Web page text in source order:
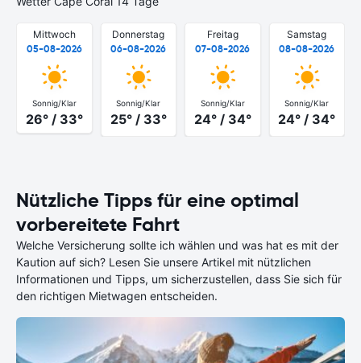
Mittwoch
05-08-2026
Sonnig/Klar
26° / 33°
Donnerstag
06-08-2026
Sonnig/Klar
25° / 33°
Freitag
07-08-2026
Sonnig/Klar
24° / 34°
Samstag
08-08-2026
Sonnig/Klar
24° / 34°
Nützliche Tipps für eine optimal
vorbereitete Fahrt
Welche Versicherung sollte ich wählen und was hat es mit der
Kaution auf sich? Lesen Sie unsere Artikel mit nützlichen
Informationen und Tipps, um sicherzustellen, dass Sie sich für
den richtigen Mietwagen entscheiden.